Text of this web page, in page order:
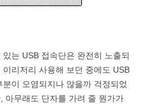
는 USB 접속단은 완전히 노출되
리저리 사용해 보던 중에도 USB
이 오염되지나 않을까 걱정되었
아무래도 단자를 가려 줄 뭔가가